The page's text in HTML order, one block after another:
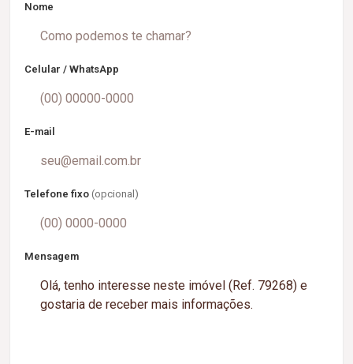
Nome
Celular / WhatsApp
E-mail
Telefone fixo (opcional)
Mensagem